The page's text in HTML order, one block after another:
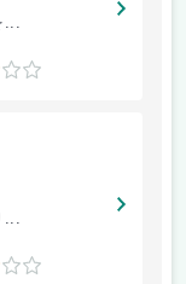
...
...